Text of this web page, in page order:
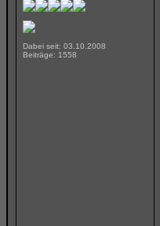
Dabei seit: 03.10.2008
Beiträge: 1558